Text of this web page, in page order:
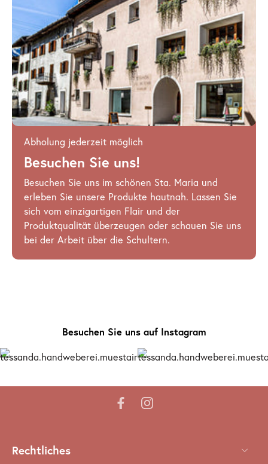
Abholung jederzeit möglich
Besuchen Sie uns!
Besuchen Sie uns im schönen Sta. Maria und
erleben Sie unsere Produkte hautnah. Lassen Sie
sich vom einzigartigen Flair und der
Produktqualität überzeugen oder schauen Sie uns
bei der Arbeit über die Schultern.
Besuchen Sie uns auf Instagram
Rechtliches